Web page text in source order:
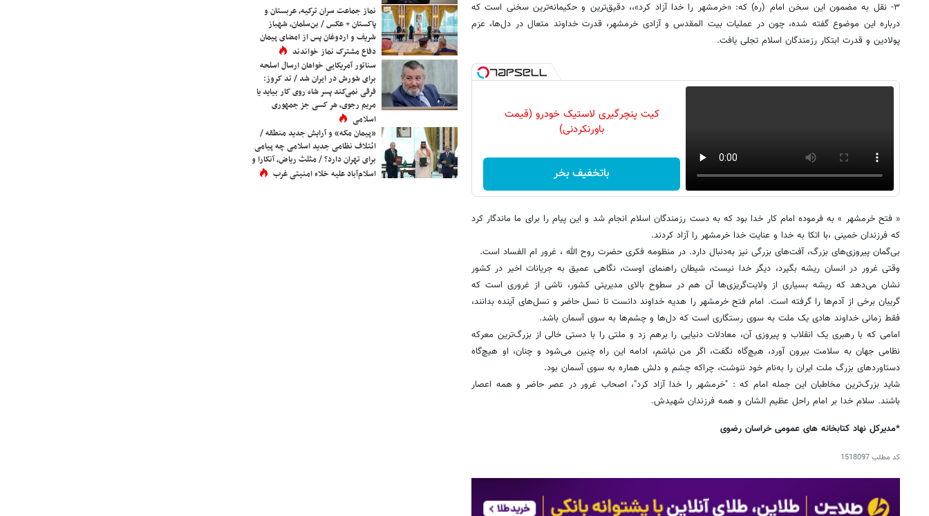
۳- نقل به مضمون این سخن امام (ره) که: «خرمشهر را خدا آزاد کرد»،، دقیق‌ترین و حکیمانه‌ترین سخنی است که
درباره این موضوع گفته شده، چون در عملیات بیت المقدس و آزادی خرمشهر، قدرت خداوند متعال در دل‌ها، عزم
پولادین و قدرت ابتکار رزمندگان اسلام تجلی یافت.
کیت پنچرگیری لاستیک خودرو (قیمت
باورنکردنی)
باتخفیف بخر
« فتح خرمشهر » به فرموده امام کار خدا بود که به دست رزمندگان اسلام انجام شد و این پیام را برای ما ماندگار کرد
که فرزندان خمینی ،با اتکا به خدا و عنایت خدا خرمشهر را آزاد کردند.
بی‌گمان پیروزی‌های بزرگ، آفت‌های بزرگی نیز به‌دنبال دارد. در منظومه فکری حضرت روح الله ، غرور ام الفساد است.
وقتی غرور در انسان ریشه بگیرد، دیگر خدا نیست، شیطان راهنمای اوست، نگاهی عمیق به جریانات اخیر در کشور
نشان می‌دهد که ریشه بسیاری از ولایت‌گریزی‌ها آن هم در سطوح بالای مدیریتی کشور، ناشی از غروری است که
گریبان برخی از آدم‌ها را گرفته است. امام فتح خرمشهر را هدیه خداوند دانست تا نسل حاضر و نسل‌های آینده بدانند،
فقط زمانی خداوند هادی یک ملت به سوی رستگاری است که دل‌ها و چشم‌ها به سوی آسمان باشد.
امامی که با رهبری یک انقلاب و پیروزی آن، معادلات دنیایی را برهم زد و ملتی را با دستی خالی از بزرگ‌ترین معرکه
نظامی جهان به سلامت بیرون آورد، هیچ‌گاه نگفت، اگر من نباشم، ادامه این راه چنین می‌شود و چنان، او هیچ‌گاه
دستاوردهای بزرگ ملت ایران را به‌نام خود ننوشت، چراکه چشم و دلش هماره به سوی آسمان بود.
شاید بزرگ‌ترین مخاطبان این جمله امام که : "خرمشهر را خدا آزاد کرد"، اصحاب غرور در عصر حاضر و همه اعصار
باشند. سلام خدا بر امام راحل عظیم الشان و همه فرزندان شهیدش.
*مدیرکل نهاد کتابخانه های عمومی خراسان رضوی
کد مطلب1518097
نماز جماعت سران ترکیه، عربستان و
پاکستان + عکس / بن‌سلمان، شهباز
شریف و اردوغان پس از امضای پیمان
دفاع مشترک نماز خواندند
سناتور آمریکایی خواهان ارسال اسلحه
برای شورش در ایران شد / تد کروز:
فرقی نمی‌کند پسر شاه روی کار بیاید یا
مریم رجوی، هر کسی جز جمهوری
اسلامی
«پیمان مکه» و آرایش جدید منطقه /
ائتلاف نظامی جدید اسلامی چه پیامی
برای تهران دارد؟ / مثلث ریاض، آنکارا و
اسلام‌آباد علیه خلاء امنیتی غرب